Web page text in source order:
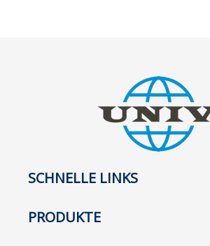
SCHNELLE LINKS
PRODUKTE